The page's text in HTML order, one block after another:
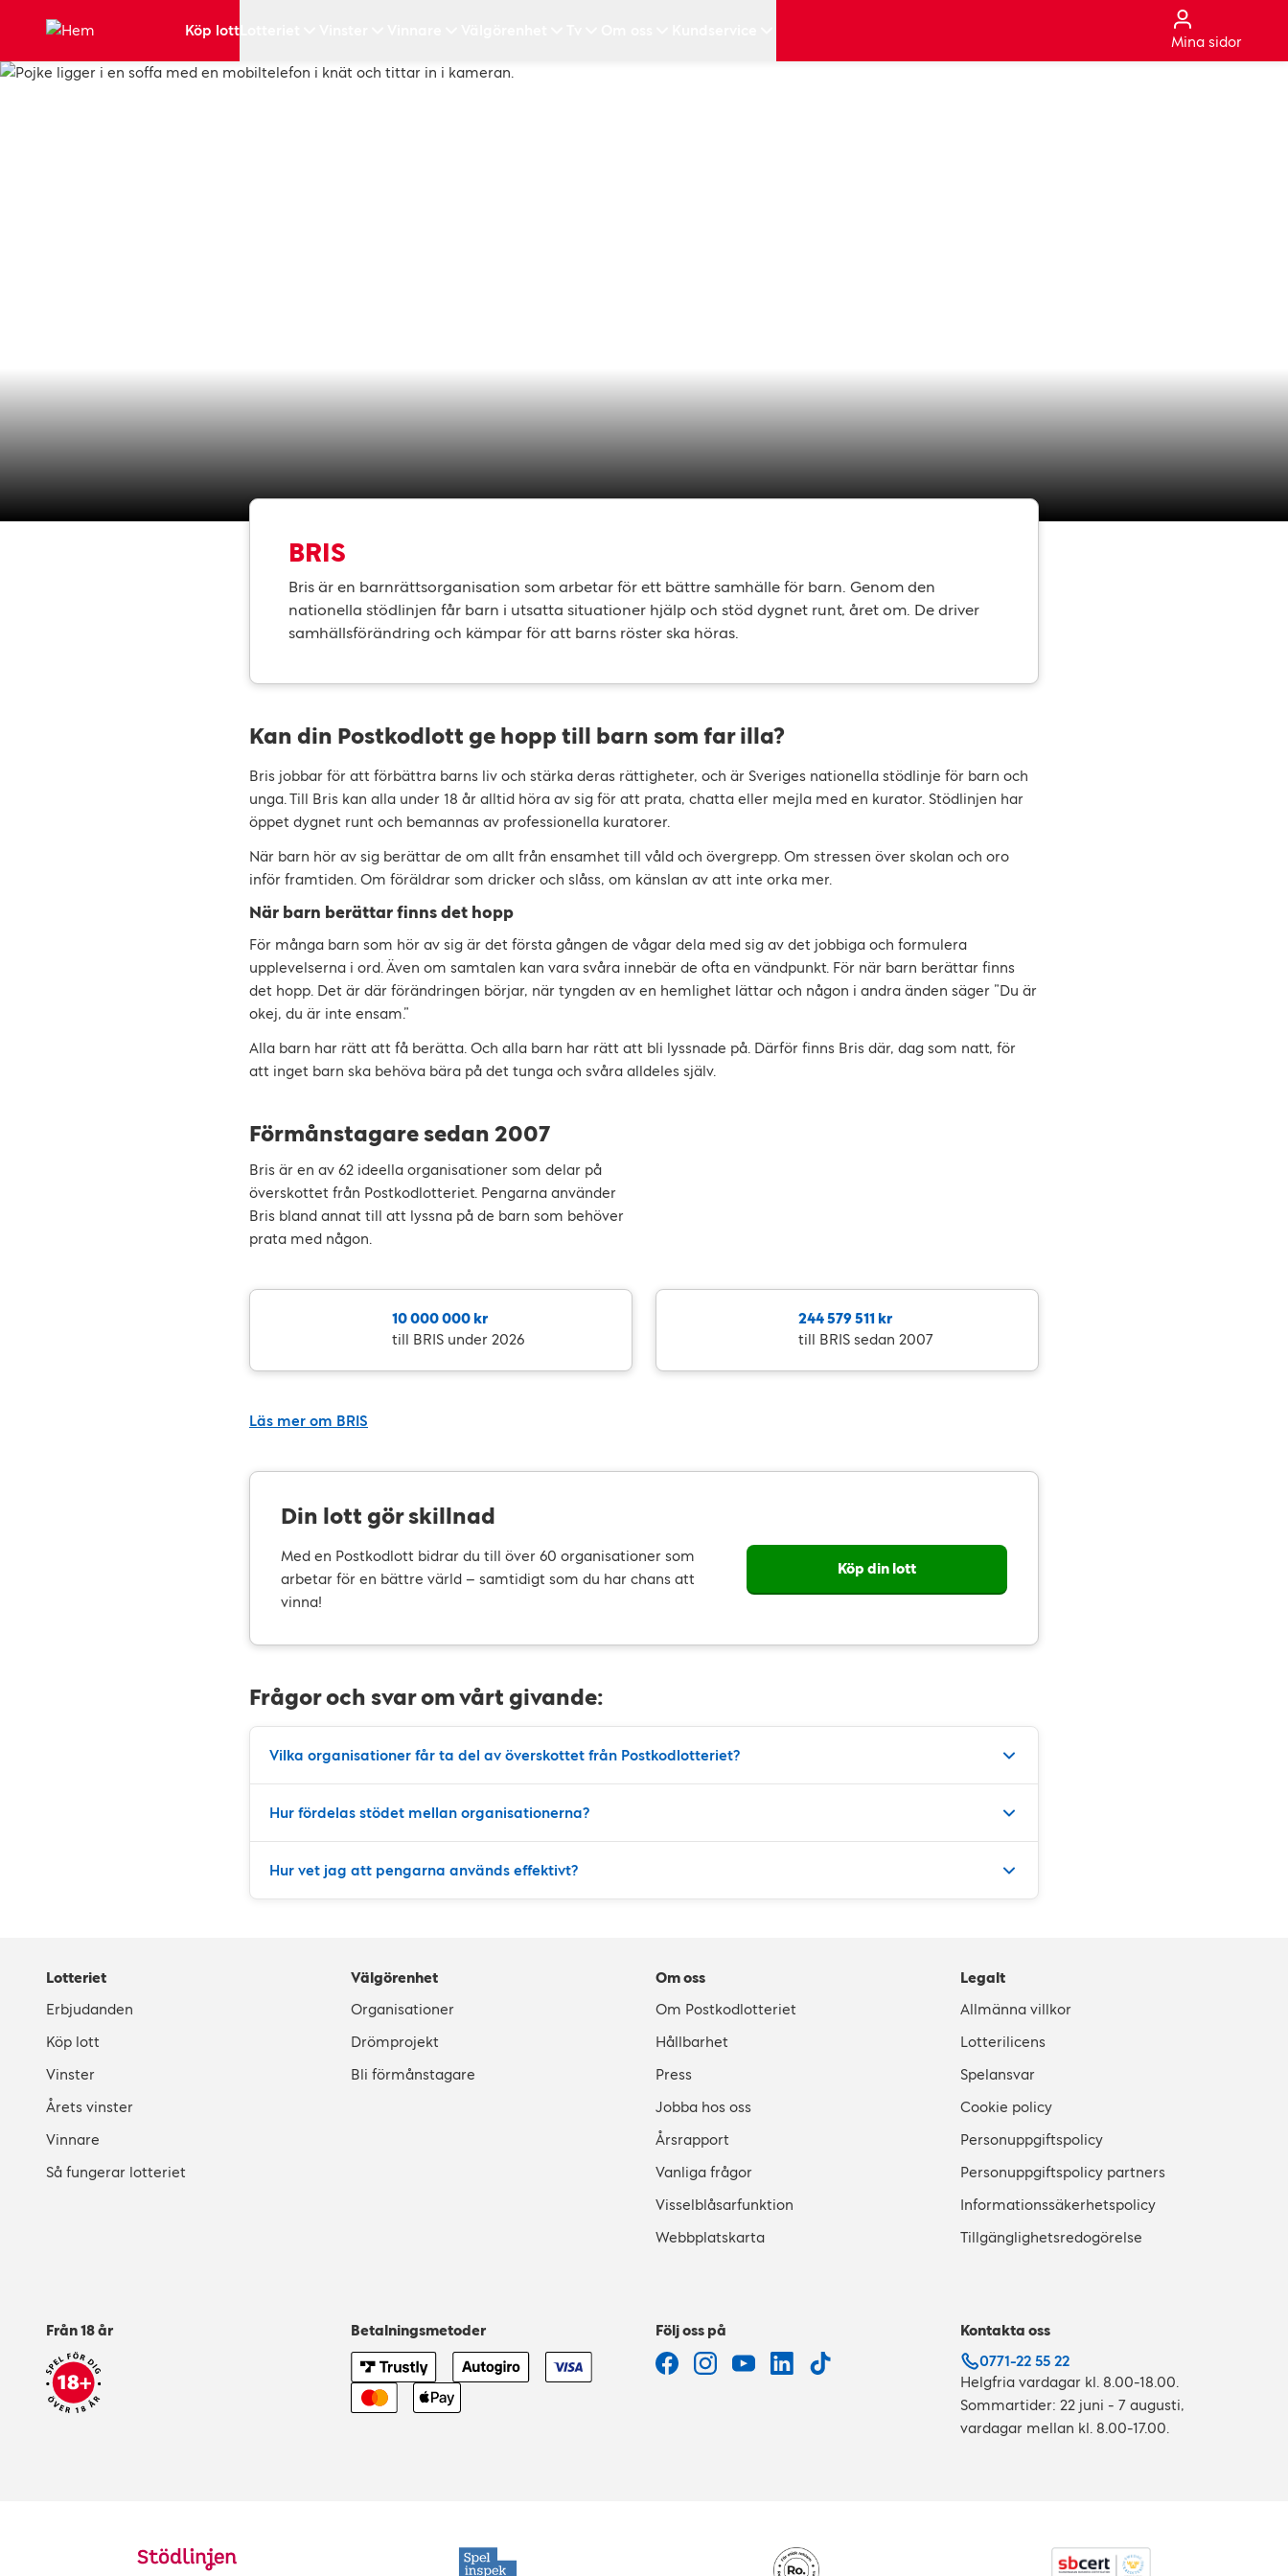
Hoppa till huvudinnehållet
Köp lott
Mina sidor
BRIS
Bris är en barnrättsorganisation som arbetar för ett bättre samhälle för barn. Genom den
nationella stödlinjen får barn i utsatta situationer hjälp och stöd dygnet runt, året om. De driver
samhällsförändring och kämpar för att barns röster ska höras.
Kan din Postkodlott ge hopp till barn som far illa?
Bris jobbar för att förbättra barns liv och stärka deras rättigheter, och är Sveriges nationella stödlinje för barn och
unga. Till Bris kan alla under 18 år alltid höra av sig för att prata, chatta eller mejla med en kurator. Stödlinjen har
öppet dygnet runt och bemannas av professionella kuratorer.
När barn hör av sig berättar de om allt från ensamhet till våld och övergrepp. Om stressen över skolan och oro
inför framtiden. Om föräldrar som dricker och slåss, om känslan av att inte orka mer.
När barn berättar finns det hopp
För många barn som hör av sig är det första gången de vågar dela med sig av det jobbiga och formulera
upplevelserna i ord. Även om samtalen kan vara svåra innebär de ofta en vändpunkt. För när barn berättar finns
det hopp. Det är där förändringen börjar, när tyngden av en hemlighet lättar och någon i andra änden säger ”Du är
okej, du är inte ensam.”
Alla barn har rätt att få berätta. Och alla barn har rätt att bli lyssnade på. Därför finns Bris där, dag som natt, för
att inget barn ska behöva bära på det tunga och svåra alldeles själv.
Förmånstagare sedan 2007
Bris är en av 62 ideella organisationer som delar på
överskottet från Postkodlotteriet. Pengarna använder
Bris bland annat till att lyssna på de barn som behöver
prata med någon.
10 000 000 kr
till BRIS under 2026
244 579 511 kr
till BRIS sedan 2007
Läs mer om BRIS
Din lott gör skillnad
Med en Postkodlott bidrar du till över 60 organisationer som
arbetar för en bättre värld – samtidigt som du har chans att
vinna!
Köp din lott
Frågor och svar om vårt givande:
Vilka organisationer får ta del av överskottet från Postkodlotteriet?
Hur fördelas stödet mellan organisationerna?
Hur vet jag att pengarna används effektivt?
Lotteriet
Erbjudanden
Köp lott
Vinster
Årets vinster
Vinnare
Så fungerar lotteriet
Välgörenhet
Organisationer
Drömprojekt
Bli förmånstagare
Om oss
Om Postkodlotteriet
Hållbarhet
Press
Jobba hos oss
Årsrapport
Vanliga frågor
Visselblåsarfunktion
Webbplatskarta
Legalt
Allmänna villkor
Lotterilicens
Spelansvar
Cookie policy
Personuppgiftspolicy
Personuppgiftspolicy partners
Informationssäkerhetspolicy
Tillgänglighetsredogörelse
Från 18 år Betalningsmetoder Följ oss på
Kontakta oss
0771-22 55 22
Helgfria vardagar kl. 8.00-18.00.
Sommartider: 22 juni - 7 augusti,
vardagar mellan kl. 8.00-17.00.